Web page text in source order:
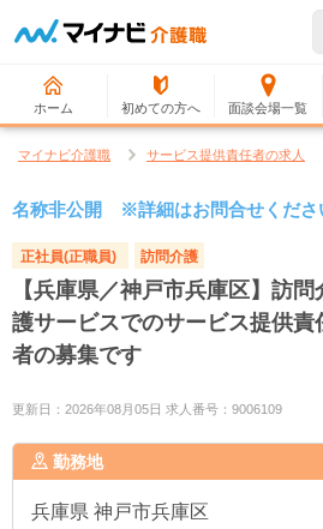
ホーム 初めての方へ 面談会場一覧
マイナビ介護職 サービス提供責任者の求人
名称非公開 ※詳細はお問合せくださ
正社員(正職員) 訪問介護
【兵庫県／神戸市兵庫区】訪問
護サービスでのサービス提供責
者の募集です
更新日：2026年08月05日 求人番号：9006109
勤務地
兵庫県 神戸市兵庫区